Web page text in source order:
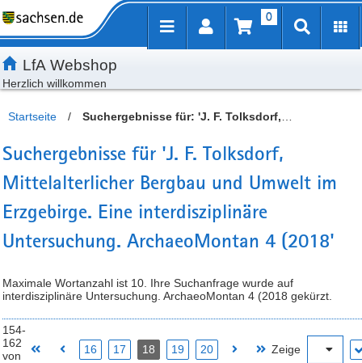
Inhalt
Kundenmenü
Artikelsuche
Servicemenü 0
LfA Webshop
Herzlich willkommen
Startseite /
Suchergebnisse für: 'J. F. Tolksdorf,
interdisziplinäre Untersuchung. ArchaeoMontan 4 (2018'
Suchergebnisse für 'J. F. Tolksdorf,
Mittelalterlicher Bergbau und Umwelt im
Erzgebirge. Eine interdisziplinäre
Untersuchung. ArchaeoMontan 4 (2018'
Maximale Wortanzahl ist 10. Ihre Suchanfrage wurde auf
interdisziplinäre Untersuchung. ArchaeoMontan 4 (2018 gekürzt.
154-
162
von
16 17 18 19 20 Zeige